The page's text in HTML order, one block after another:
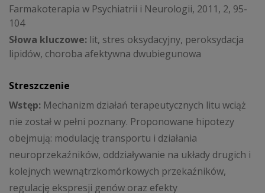
Farmakoterapia w Psychiatrii i Neurologii, 2011, 2, 95-
104
Słowa kluczowe: lit, stres oksydacyjny, peroksydacja
lipidów, choroba afektywna dwubiegunowa
Streszczenie
Wstęp: Mechanizm działań terapeutycznych litu wciąż
nie został w pełni poznany. Proponowane hipotezy
obejmują: modulację transportu i działania
neuroprzekaźników, oddziaływanie na układy drugich i
kolejnych wewnątrzkomórkowych przekaźników,
regulację ekspresji genów oraz efekty